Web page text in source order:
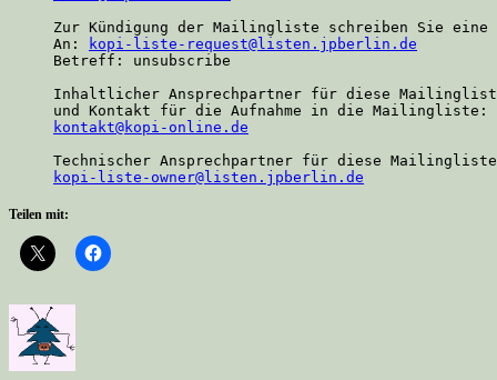
Zur Kündigung der Mailingliste schreiben Sie eine
An:
kopi-liste-request@listen.jpberlin.de
Betreff: unsubscribe
Inhaltlicher Ansprechpartner für diese
kontakt@kopi-online.de
kopi-liste-owner@listen.jpberlin.de
Teilen mit: